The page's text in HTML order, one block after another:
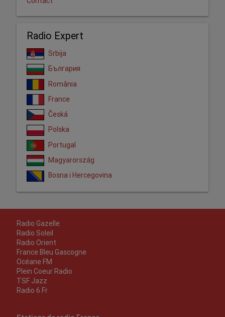
Radio Expert
Srbija
България
România
France
Česká
Polska
Portugal
Magyarország
Bosna i Hercegovina
Radio Gazelle
Radio Soleil
Radio Orient
France Bleu Gascogne
Océane FM
Plein Coeur Radio
TSF Jazz
Radio 6 Fr